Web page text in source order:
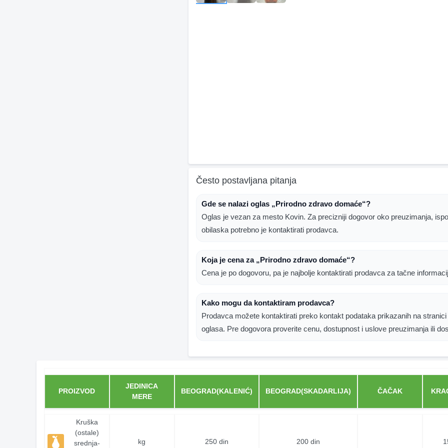
Često postavljana pitanja
Gde se nalazi oglas „Prirodno zdravo domaće“?
Oglas je vezan za mesto Kovin. Za precizniji dogovor oko preuzimanja,
obilaska potrebno je kontaktirati prodavca.
Koja je cena za „Prirodno zdravo domaće“?
Cena je po dogovoru, pa je najbolje kontaktirati prodavca za tačne
Kako mogu da kontaktiram prodavca?
Prodavca možete kontaktirati preko kontakt podataka prikazanih na stranici
oglasa. Pre dogovora proverite cenu, dostupnost i uslove preuzimanja ili
PROIZVOD
JEDINICA
MERE
BEOGRAD(KALENIĆ) BEOGRAD(SKADARLIJA) ČAČAK
Kruška
(ostale)
srednja-
kg 250 din 200 din